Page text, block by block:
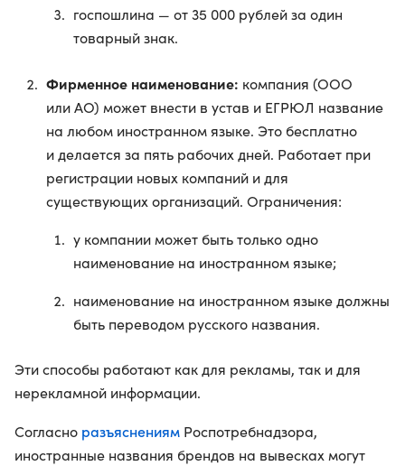
госпошлина — от 35 000 рублей за один
товарный знак.
Фирменное наименование: компания (ООО
или АО) может внести в устав и ЕГРЮЛ название
на любом иностранном языке. Это бесплатно
и делается за пять рабочих дней. Работает при
регистрации новых компаний и для
существующих организаций. Ограничения:
у компании может быть только одно
наименование на иностранном языке;
наименование на иностранном языке должны
быть переводом русского названия.
Эти способы работают как для рекламы, так и для
нерекламной информации.
Согласно разъяснениям Роспотребнадзора,
иностранные названия брендов на вывесках могут